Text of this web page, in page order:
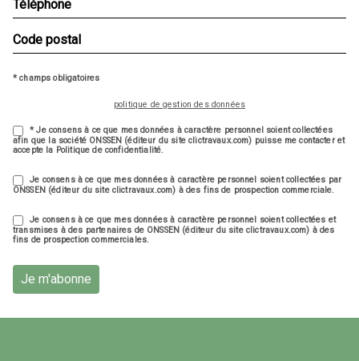
* champs obligatoires
politique de gestion des données
* Je consens à ce que mes données à caractère personnel soient collectées
afin que la société ONSSEN (éditeur du site clictravaux.com) puisse me contacter et
accepte la Politique de confidentialité.
Je consens à ce que mes données à caractère personnel soient collectées par
ONSSEN (éditeur du site clictravaux.com) à des fins de prospection commerciale.
Je consens à ce que mes données à caractère personnel soient collectées et
transmises à des partenaires de ONSSEN (éditeur du site clictravaux.com) à des
fins de prospection commerciales.
Je m'abonne